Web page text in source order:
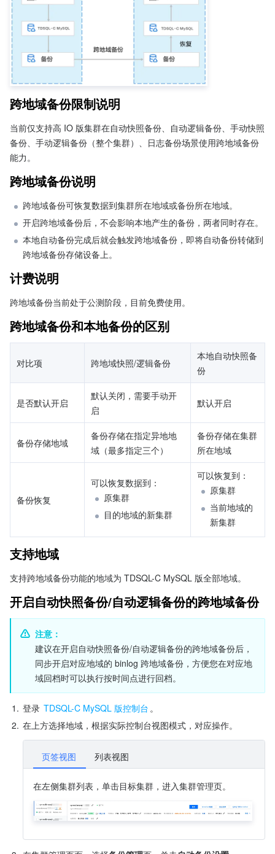
跨地域备份限制说明
当前仅支持高 IO 版集群在自动快照备份、自动逻辑备份、手动快照
备份、手动逻辑备份（整个集群）、日志备份场景使用跨地域备份
能力。
跨地域备份说明
跨地域备份可恢复数据到集群所在地域或备份所在地域。
开启跨地域备份后，不会影响本地产生的备份，两者同时存在。
本地自动备份完成后就会触发跨地域备份，即将自动备份转储到
跨地域备份存储设备上。
计费说明
跨地域备份当前处于公测阶段，目前免费使用。
跨地域备份和本地备份的区别
对比项 跨地域快照/逻辑备份
本地自动快照备
份
是否默认开启
默认关闭，需要手动开
启
默认开启
备份存储地域
备份存储在指定异地地
域（最多指定三个）
备份存储在集群
所在地域
备份恢复
可以恢复数据到：
原集群
目的地域的新集群
可以恢复到：
原集群
当前地域的
新集群
支持地域
支持跨地域备份功能的地域为 TDSQL-C MySQL 版全部地域。
开启自动快照备份/自动逻辑备份的跨地域备份
注意：
建议在开启自动快照备份/自动逻辑备份的跨地域备份后，
同步开启对应地域的 binlog 跨地域备份，方便您在对应地
域回档时可以执行按时间点进行回档。
1. 登录 TDSQL-C MySQL 版控制台 。
2. 在上方选择地域，根据实际控制台视图模式，对应操作。
页签视图 列表视图
在左侧集群列表，单击目标集群，进入集群管理页。